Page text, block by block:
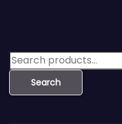
S
e
Search